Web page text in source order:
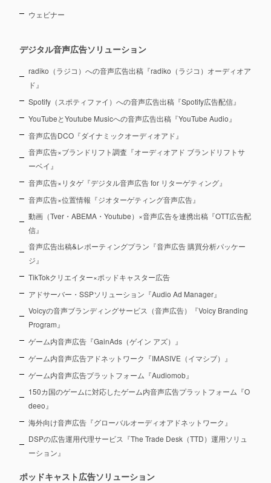
ウェビナー
デジタル音声広告ソリューション
radiko（ラジコ）への音声広告出稿『radiko（ラジコ）オーディオア
ド』
Spotify（スポティファイ）への音声広告出稿『Spotify広告配信』
YouTubeとYoutube Musicへの音声広告出稿『YouTube Audio』
音声広告DCO『ダイナミックオーディオアド』
音声広告×ブランドリフト調査『オーディオアド ブランドリフトサ
ーベイ』
音声広告×リタゲ『デジタル音声広告 for リターゲティング』
音声広告×位置情報『ジオターゲティング音声広告』
動画（Tver・ABEMA・Youtube）×音声広告を連携出稿『OTT広告配
信』
音声広告出稿&レポーティングプラン『音声広告 購買分析パッケー
ジ』
TikTokクリエイター×ポッドキャスター広告
アドサーバー・SSPソリューション『Audio Ad Manager』
Voicyの音声ブランディングサービス（音声広告）『Voicy Branding
Program』
ゲーム内音声広告『GainAds（ゲイン アズ）』
ゲーム内音声広告アドネットワーク『IMASIVE（イマシブ）』
ゲーム内音声広告プラットフォーム『Audiomob』
150カ国のゲームに対応したゲーム内音声広告プラットフォーム『O
deeo』
海外向け音声広告『グローバルオーディオアドネットワーク』
DSPの広告運用代理サービス『The Trade Desk（TTD）運用ソリュ
ーション』
ポッドキャスト広告ソリューション